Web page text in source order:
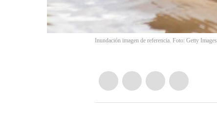
Inundación imagen de referencia. Foto: Getty Images